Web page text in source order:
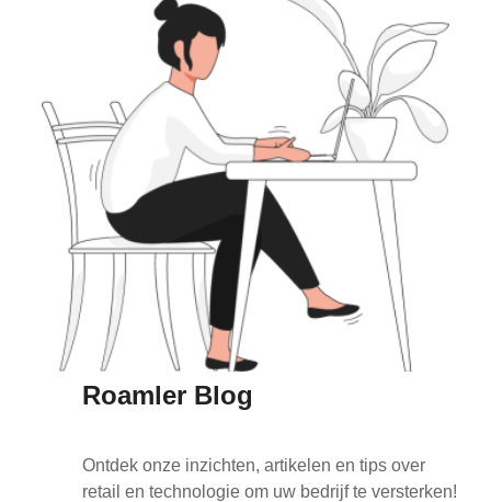
Roamler Blog
Ontdek onze inzichten, artikelen en tips over
retail en technologie om uw bedrijf te versterken!